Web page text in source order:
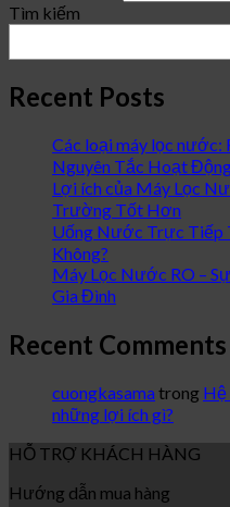
Tìm kiếm
Recent Posts
Các loại máy lọc nước:
Nguyên Tắc Hoạt
Lợi ích của Máy Lọc
Trường Tốt Hơn
Uống Nước Trực Tiếp
Không?
Máy Lọc Nước RO –
Gia Đình
Recent Comments
cuongkasamatrong Hệ
những lợi ích gì?
HỖ TRỢ KHÁCH HÀNG
Hướng dẫn mua hàng